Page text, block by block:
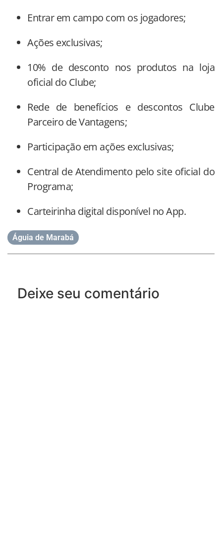
Entrar em campo com os jogadores;
Ações exclusivas;
10% de desconto nos produtos na loja
oficial do Clube;
Rede de benefícios e descontos Clube
Parceiro de Vantagens;
Participação em ações exclusivas;
Central de Atendimento pelo site oficial do
Programa;
Carteirinha digital disponível no App.
Águia de Marabá
Deixe seu comentário